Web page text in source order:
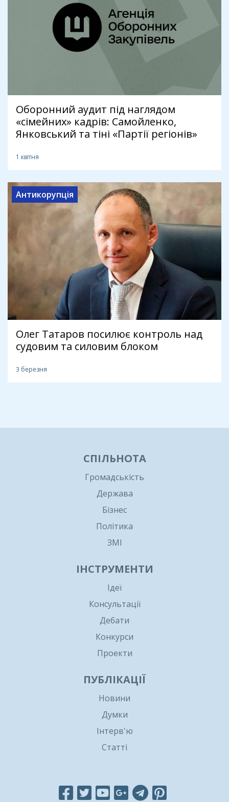
Оборонний аудит під наглядом
«сімейних» кадрів: Самойленко,
Янковський та тіні «Партії регіонів»
1 квітня
Антикорупція
Олег Татаров посилює контроль над
судовим та силовим блоком
3 березня
СПІЛЬНОТА
Громадськість
Держава
Бізнес
Політика
ЗМІ
ІНСТРУМЕНТИ
Ідеї
Консультації
Дебати
Конкурси
Проекти
ПУБЛІКАЦІЇ
Новини
Думки
Інтерв'ю
Статті